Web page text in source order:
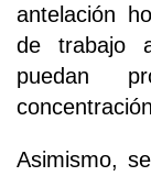
antelación
de trabajo
puedan
Asimismo,